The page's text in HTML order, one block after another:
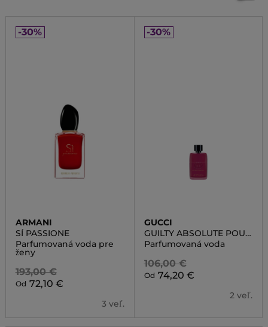
-30%
ARMANI
SÍ PASSIONE
Parfumovaná voda pre
ženy
193,00 €
Od 72,10 €
3 veľ.
-30%
GUCCI
GUILTY ABSOLUTE POUR
FEMME
Parfumovaná voda
106,00 €
Od 74,20 €
2 veľ.